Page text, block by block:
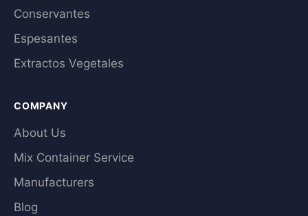
Conservantes
Espesantes
Extractos Vegetales
COMPANY
About Us
Mix Container Service
Manufacturers
Blog